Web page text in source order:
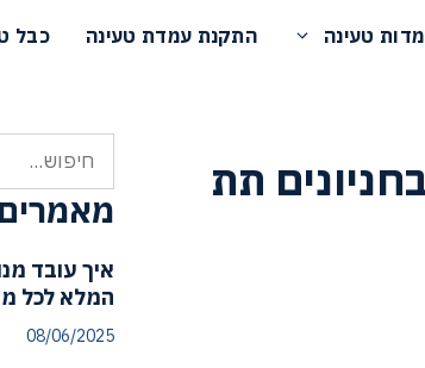
טעינה התקנת עמדת טעינה כבל
תת
חיפוש
איך עובד
המלא לכל
08/06/2025